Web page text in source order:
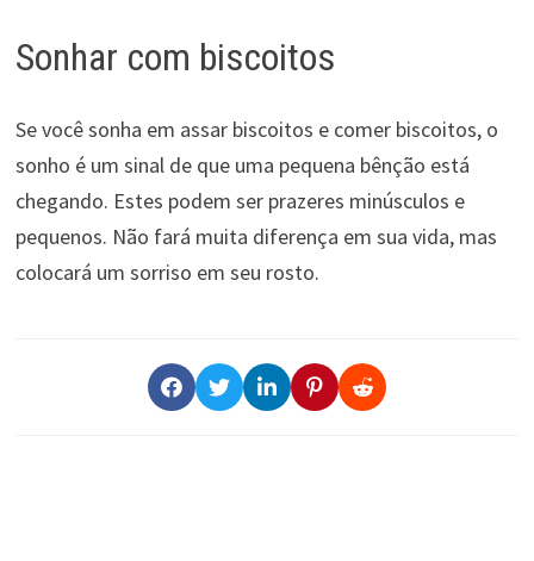
Sonhar com biscoitos
Se você sonha em assar biscoitos e comer biscoitos, o
sonho é um sinal de que uma pequena bênção está
chegando. Estes podem ser prazeres minúsculos e
pequenos. Não fará muita diferença em sua vida, mas
colocará um sorriso em seu rosto.